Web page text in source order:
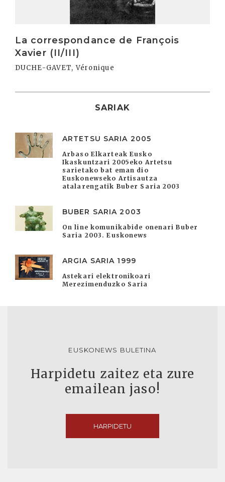
La correspondance de François
Xavier (II/III)
DUCHE-GAVET, Véronique
SARIAK
ARTETSU SARIA 2005
Arbaso Elkarteak Eusko
Ikaskuntzari 2005eko Artetsu
sarietako bat eman dio
Euskonewseko Artisautza
atalarengatik Buber Saria 2003
BUBER SARIA 2003
On line komunikabide onenari Buber
Saria 2003. Euskonews
ARGIA SARIA 1999
Astekari elektronikoari
Merezimenduzko Saria
EUSKONEWS BULETINA
Harpidetu zaitez eta zure
emailean jaso!
HARPIDETU